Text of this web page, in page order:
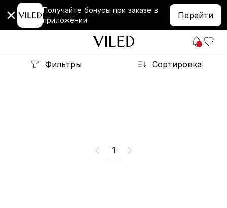
Получайте бонусы при заказе в
приложении
Перейти
Фильтры Сортировка
1